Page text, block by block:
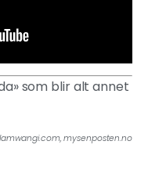
som blir alt annet
mysenposten.no